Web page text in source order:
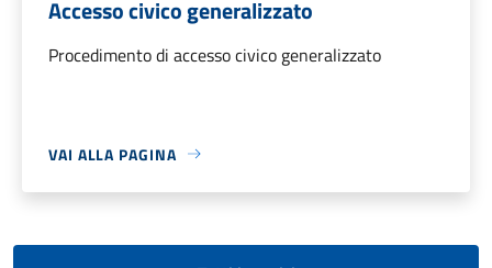
Accesso civico generalizzato
Procedimento di accesso civico generalizzato
VAI ALLA PAGINA